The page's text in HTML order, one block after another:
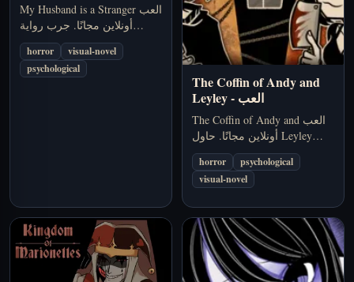
العب My Husband is a Stranger
أونلاين مجانًا. جرب رواية
بصرية نفسية عن زوج مفقود
وذكريات مضطربة وتوتر
عاطفي على جزيرة معزولة.
horror
visual-novel
psychological
The Coffin of Andy and
Leyley- العب
العب The Coffin of Andy and
Leyley أونلاين مجانًا. حاول
النجاة داخل شقة معزولة، وأدر
الخوف والجوع، واكشف أسرارًا
مزعجة في هذه اللعبة النفسية
horror
psychological
visual-novel